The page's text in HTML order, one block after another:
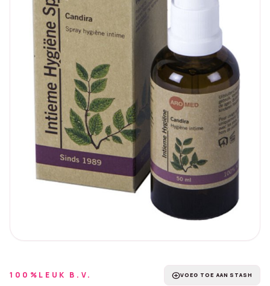
100%LEUK B.V. add_circleVOEG TOE AAN STASH